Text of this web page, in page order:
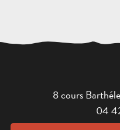
8 cours
04